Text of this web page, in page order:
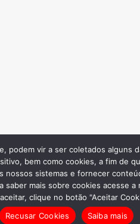
podem vir a ser coletados alguns
bem como cookies, a fim de
nossos sistemas e fornecer
saber mais sobre cookies acesse a
clique no botão "Aceitar
Recusar Cookies Saiba mais